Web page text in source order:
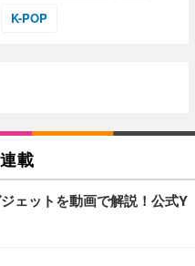
K-POP
載
ェットを動画で解説！公式Y